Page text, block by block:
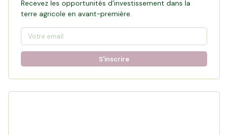
Recevez les opportunités d'investissement dans la
terre agricole en avant-première.
S'inscrire